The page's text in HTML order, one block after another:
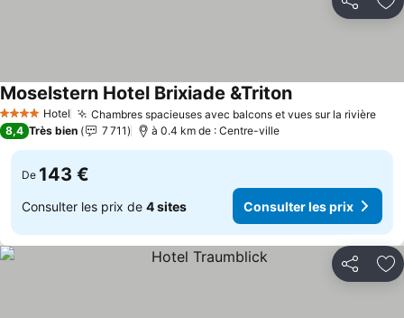
Partager
4 Étoiles Hotel Chambres spacieuses avec balcons et vues sur la rivière
Moselstern Hotel Brixiade &Triton
8,4 Très bien 7 711 à 0.4 km de : Centre-ville
De 143 €
Consulter les prix de 4 sites Consulter les prix
Partager